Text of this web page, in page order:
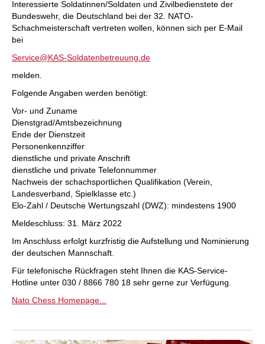
Interessierte Soldatinnen/Soldaten und Zivilbedienstete der
Bundeswehr, die Deutschland bei der 32. NATO-
Schachmeisterschaft vertreten wollen, können sich per E-Mail
bei
Service@KAS-Soldatenbetreuung.de
melden.
Folgende Angaben werden benötigt:
Vor- und Zuname
Dienstgrad/Amtsbezeichnung
Ende der Dienstzeit
Personenkennziffer
dienstliche und private Anschrift
dienstliche und private Telefonnummer
Nachweis der schachsportlichen Qualifikation (Verein,
Landesverband, Spielklasse etc.)
Elo-Zahl / Deutsche Wertungszahl (DWZ): mindestens 1900
Meldeschluss: 31. März 2022
Im Anschluss erfolgt kurzfristig die Aufstellung und Nominierung
der deutschen Mannschaft.
Für telefonische Rückfragen steht Ihnen die KAS-Service-
Hotline unter 030 / 8866 780 18 sehr gerne zur Verfügung.
Nato Chess Homepage...